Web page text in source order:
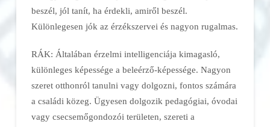
beszél, jól tanít, ha érdekli, amiről beszél.
Különlegesen jók az érzékszervei és nagyon rugalmas.
RÁK: Általában érzelmi intelligenciája kimagasló,
különleges képessége a beleérző-képessége. Nagyon
szeret otthonról tanulni vagy dolgozni, fontos számára
a családi közeg. Ügyesen dolgozik pedagógiai, óvodai
vagy csecsemőgondozói területen, szereti a